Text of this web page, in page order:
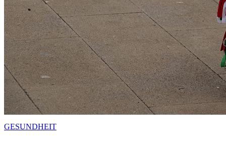
GESUNDHEIT